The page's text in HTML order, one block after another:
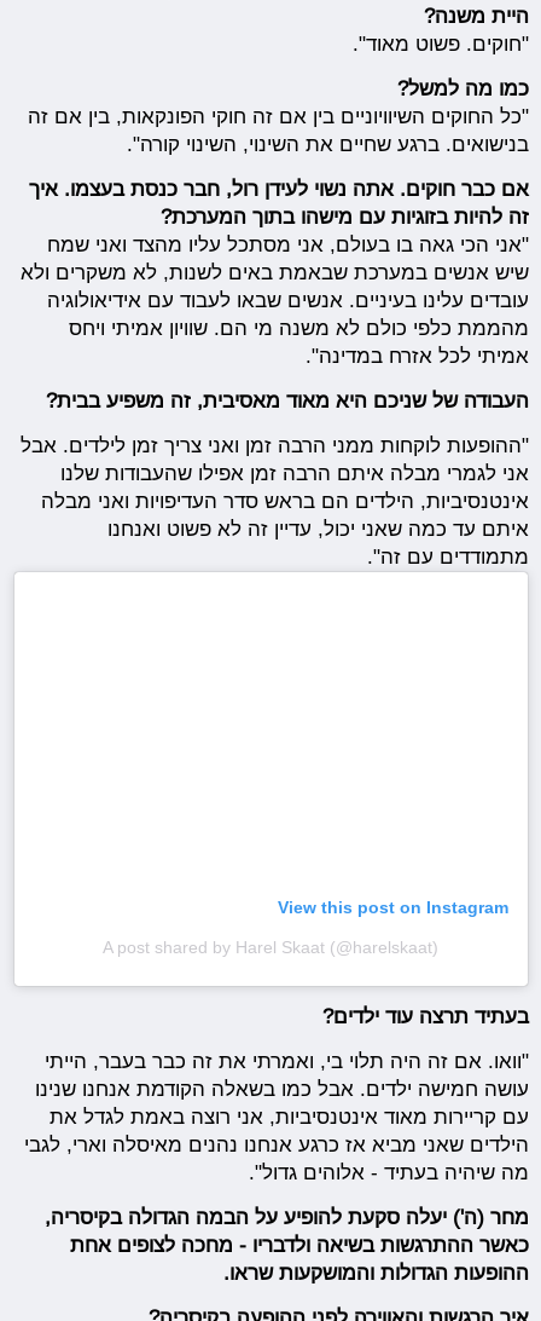
היית משנה?
"חוקים. פשוט מאוד".
כמו מה למשל?
"כל החוקים השיוויוניים בין אם זה חוקי הפונקאות, בין אם זה
בנישואים. ברגע שחיים את השינוי, השינוי קורה".
אם כבר חוקים. אתה נשוי לעידן רול, חבר כנסת בעצמו. איך
זה להיות בזוגיות עם מישהו בתוך המערכת?
"אני הכי גאה בו בעולם, אני מסתכל עליו מהצד ואני שמח
שיש אנשים במערכת שבאמת באים לשנות, לא משקרים ולא
עובדים עלינו בעיניים. אנשים שבאו לעבוד עם אידיאולוגיה
מהממת כלפי כולם לא משנה מי הם. שוויון אמיתי ויחס
אמיתי לכל אזרח במדינה".
העבודה של שניכם היא מאוד מאסיבית, זה משפיע בבית?
"ההופעות לוקחות ממני הרבה זמן ואני צריך זמן לילדים. אבל
אני לגמרי מבלה איתם הרבה זמן אפילו שהעבודות שלנו
אינטנסיביות, הילדים הם בראש סדר העדיפויות ואני מבלה
איתם עד כמה שאני יכול, עדיין זה לא פשוט ואנחנו
מתמודדים עם זה".
View this post on Instagram
A post shared by Harel Skaat (@harelskaat)
בעתיד תרצה עוד ילדים?
"וואו. אם זה היה תלוי בי, ואמרתי את זה כבר בעבר, הייתי
עושה חמישה ילדים. אבל כמו בשאלה הקודמת אנחנו שנינו
עם קריירות מאוד אינטנסיביות, אני רוצה באמת לגדל את
הילדים שאני מביא אז כרגע אנחנו נהנים מאיסלה וארי, לגבי
מה שיהיה בעתיד - אלוהים גדול".
מחר (ה') יעלה סקעת להופיע על הבמה הגדולה בקיסריה,
כאשר ההתרגשות בשיאה ולדבריו - מחכה לצופים אחת
ההופעות הגדולות והמושקעות שראו.